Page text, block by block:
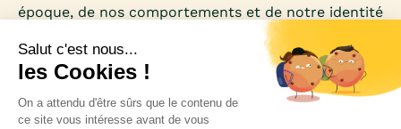
époque, de nos comportements et de notre identité
intime ?À la lumière des applications de rencontres
extraconjugales (Gleeden pour n’en citer qu’une) et
de l’ère numérique, l’infidélité n’a jamais été aussi
accessible ; et pose ainsi la question des
limites.Toute la question étant de savoir à partir de